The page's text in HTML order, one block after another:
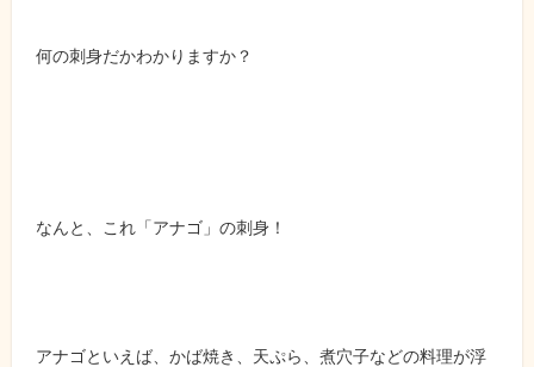
何の刺身だかわかりますか？
なんと、これ「アナゴ」の刺身！
アナゴといえば、かば焼き、天ぷら、煮穴子などの料理が浮